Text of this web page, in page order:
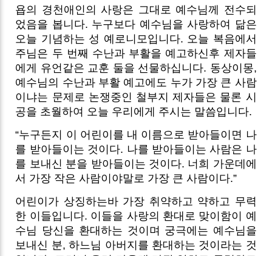
욥의 경천애인의 사랑은 그대로 예수님께 전수되
었음을 봅니다. 누구보다 예수님을 사랑하여 닮은
오늘 기념하는 성 예로니모입니다. 오늘 복음에서
주님은 두 번째 수난과 부활을 예고하신후 제자들
에게 유언같은 교훈 둘을 선물하십니다. 동상이몽,
예수님의 수난과 부활 예고에도 누가 가장 큰 사람
이냐는 문제로 논쟁중인 철부지 제자들은 물론 시
공을 초월하여 오늘 우리에게 주시는 말씀입니다.
“누구든지 이 어린이를 내 이름으로 받아들이면 나
를 받아들이는 것이다. 나를 받아들이는 사람은 나
를 보내신 분을 받아들이는 것이다. 너희 가운데에
서 가장 작은 사람이야말로 가장 큰 사람이다.”
어린이가 상징하는바 가장 취약하고 약하고 무력
한 이들입니다. 이들을 사랑의 환대로 맞이함이 예
수님 당신을 환대하는 것이며 궁극에는 예수님을
보내신 분, 하느님 아버지를 환대하는 것이라는 것